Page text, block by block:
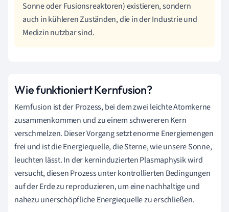
Sonne oder Fusionsreaktoren) existieren, sondern
auch in kühleren Zuständen, die in der Industrie und
Medizin nutzbar sind.
Wie funktioniert Kernfusion?
Kernfusion ist der Prozess, bei dem zwei leichte Atomkerne
zusammenkommen und zu einem schwereren Kern
verschmelzen. Dieser Vorgang setzt enorme Energiemengen
frei und ist die Energiequelle, die Sterne, wie unsere Sonne,
leuchten lässt. In der kerninduzierten Plasmaphysik wird
versucht, diesen Prozess unter kontrollierten Bedingungen
auf der Erde zu reproduzieren, um eine nachhaltige und
nahezu unerschöpfliche Energiequelle zu erschließen.